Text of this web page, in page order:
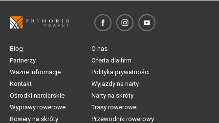
Blog
O nas
Partnerzy
Oferta dla firm
Ważne informacje
Polityka prywatności
Kontakt
Wyjazdy na narty
Ośrodki narciarskie
Narty na skróty
Wyprawy rowerowe
Trasy rowerowe
Rowery na skróty
Przewodnik rowerowy